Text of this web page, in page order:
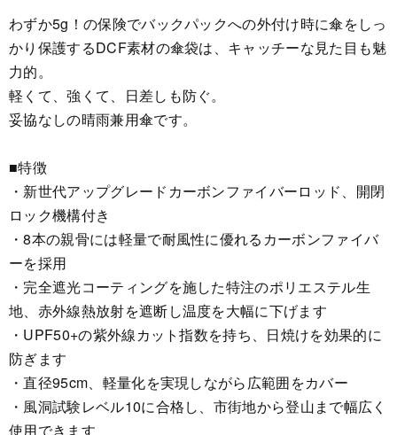
わずか5g！の保険でバックパックへの外付け時に傘をしっ
かり保護するDCF素材の傘袋は、キャッチーな見た目も魅
力的。
軽くて、強くて、日差しも防ぐ。
妥協なしの晴雨兼用傘です。
■特徴
・新世代アップグレードカーボンファイバーロッド、開閉
ロック機構付き
・8本の親骨には軽量で耐風性に優れるカーボンファイバ
ーを採用
・完全遮光コーティングを施した特注のポリエステル生
地、赤外線熱放射を遮断し温度を大幅に下げます
・UPF50+の紫外線カット指数を持ち、日焼けを効果的に
防ぎます
・直径95cm、軽量化を実現しながら広範囲をカバー
・風洞試験レベル10に合格し、市街地から登山まで幅広く
使用できます